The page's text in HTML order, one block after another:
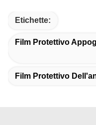
Etichette:
Film Protettivo
Film Protettivo